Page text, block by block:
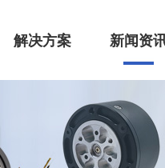
解决方案 新闻资